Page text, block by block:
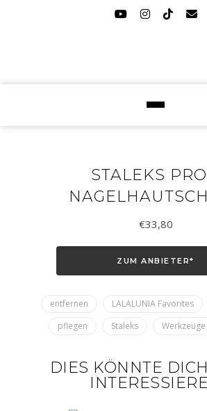
STALEKS
€33,80
ZUM ANBIETER*
entfernen LALALUNIA Favorites
pflegen
Staleks
DIES KÖNNTE